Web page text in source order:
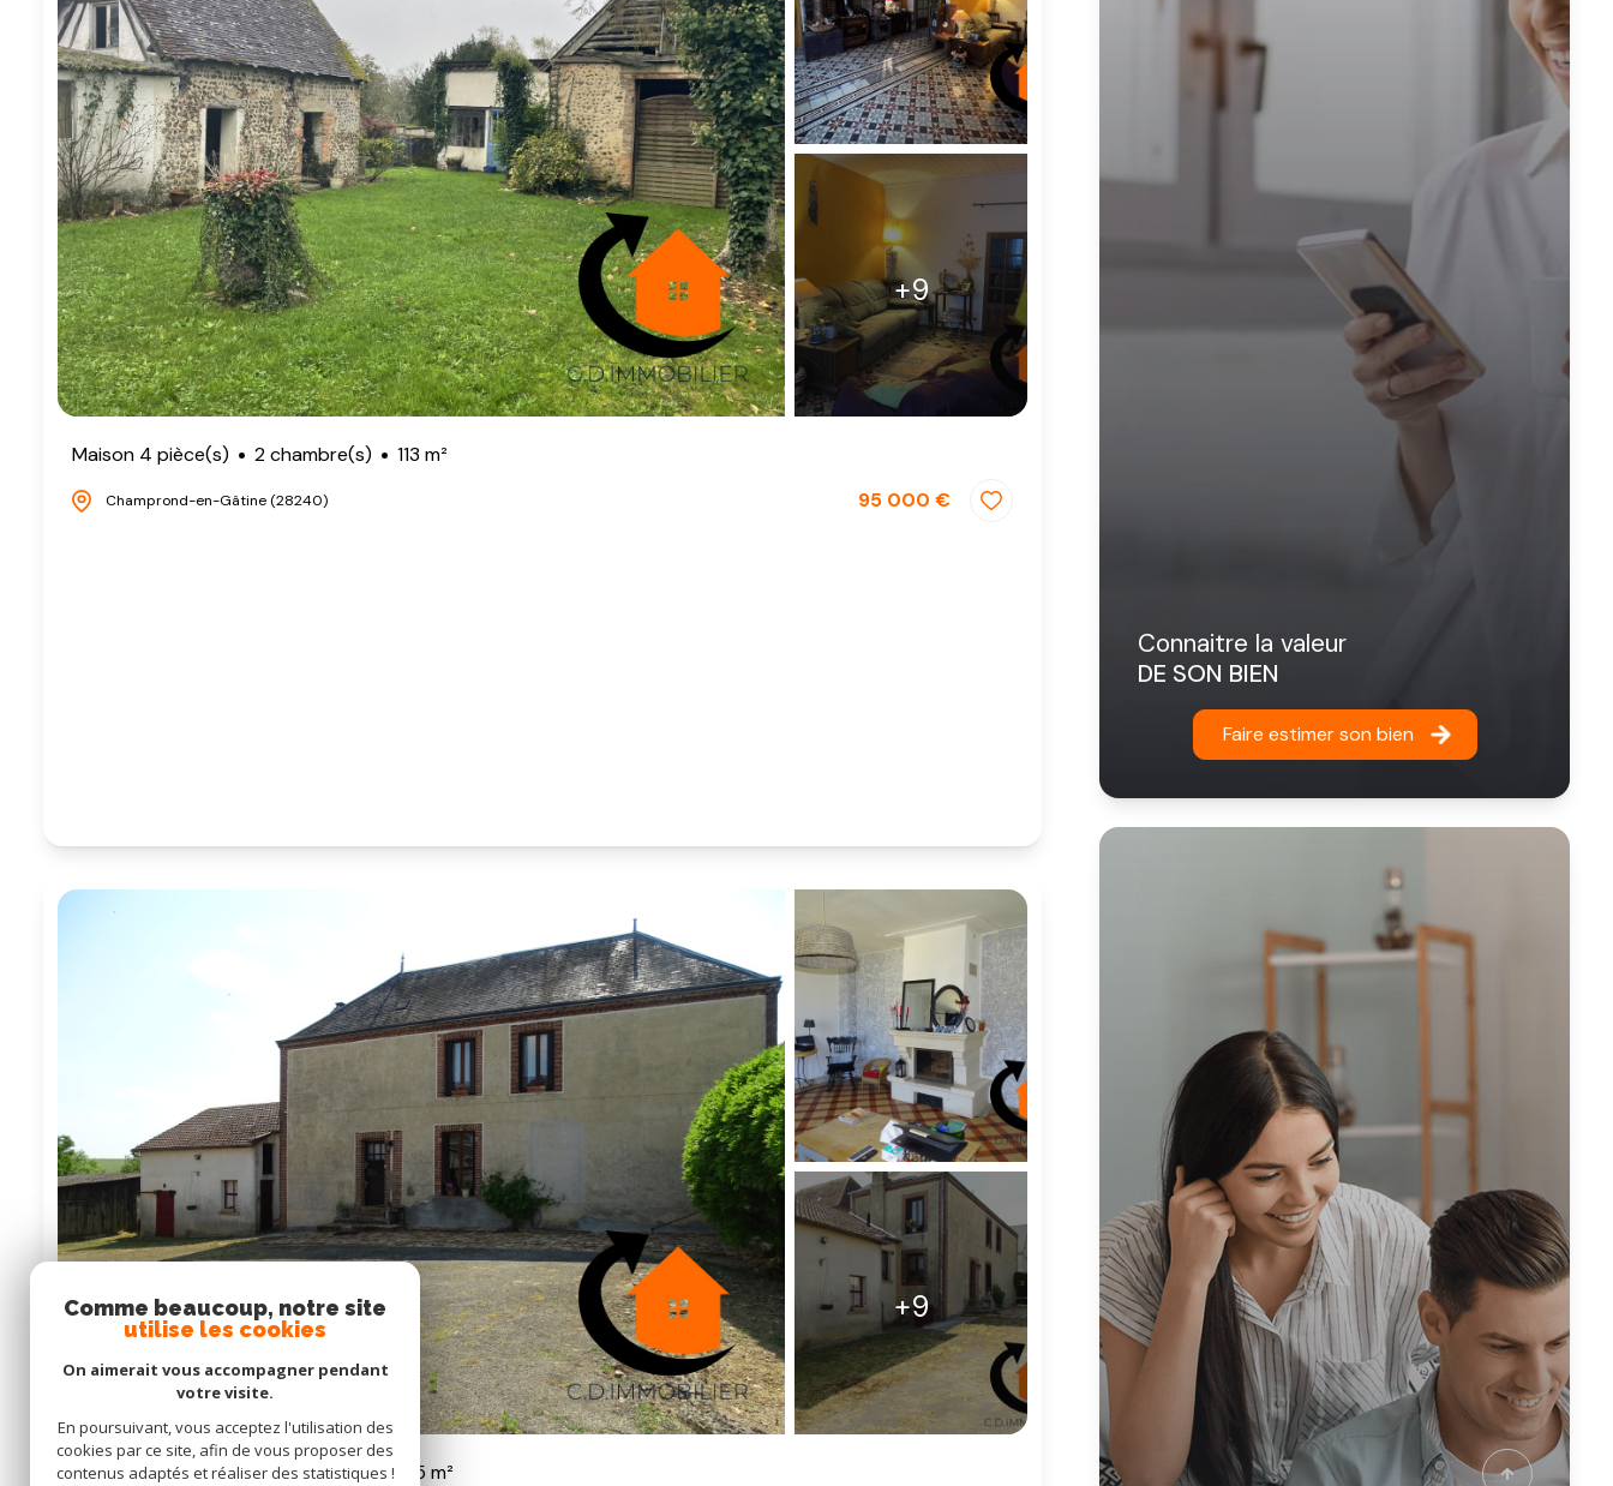
+9
Maison 4 pièce(s) 2 chambre(s) 113 m²
Champrond-en-Gâtine (28240) 95 000 €
+9
Maison 4 pièce(s) 3 chambre(s) 125 m²
connaitre la valeur
DE SON BIEN
Faire estimer son bien
Comme beaucoup, notre site
utilise les cookies
On aimerait vous accompagner pendant
votre visite.
En poursuivant, vous acceptez l'utilisation des
cookies par ce site, afin de vous proposer des
contenus adaptés et réaliser des statistiques !